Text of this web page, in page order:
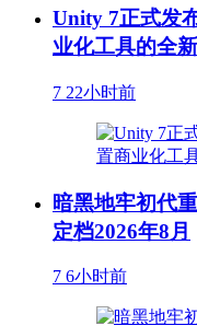
Unity 7正式发
业化工具的全
7 22小时前
暗黑地牢初代
定档2026年8月
7 6小时前